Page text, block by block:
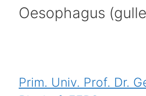
Oesophagus
Prim. Univ. Prof. Dr.